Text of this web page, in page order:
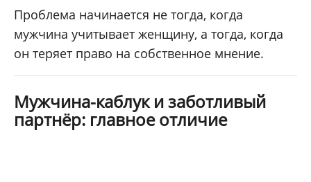
Проблема начинается не тогда, когда
мужчина учитывает женщину, а тогда, когда
он теряет право на собственное мнение.
Мужчина-каблук и заботливый
партнёр: главное отличие